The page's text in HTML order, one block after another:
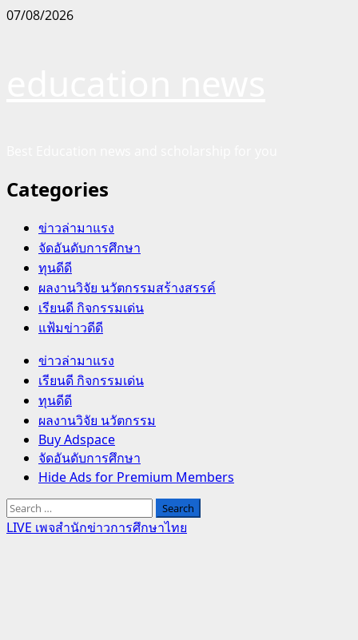
Skip
07/08/2026
Categories
ข่าวล่ามาแรง
จัดอันดับการศึกษา
ทุนดีดี
ผลงานวิจัย นวัตกรรมสร้างสรรค์
เรียนดี กิจกรรมเด่น
แฟ้มข่าวดีดี
Primary
Menu
ข่าวล่ามาแรง
เรียนดี กิจกรรมเด่น
ทุนดีดี
ผลงานวิจัย นวัตกรรม
Buy Adspace
จัดอันดับการศึกษา
Hide Ads for Premium Members
Search
for:
LIVE เพจสำนักข่าวการศึกษาไทย